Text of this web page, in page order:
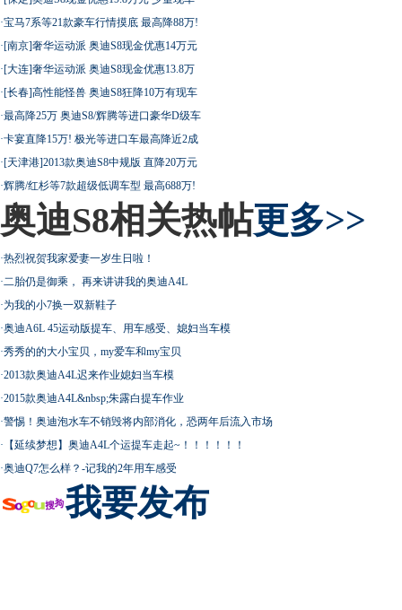
·宝马7系等21款豪车行情摸底 最高降88万!
·[南京]奢华运动派 奥迪S8现金优惠14万元
·[大连]奢华运动派 奥迪S8现金优惠13.8万
·[长春]高性能怪兽 奥迪S8狂降10万有现车
·最高降25万 奥迪S8/辉腾等进口豪华D级车
·卡宴直降15万! 极光等进口车最高降近2成
·[天津港]2013款奥迪S8中规版 直降20万元
·辉腾/红杉等7款超级低调车型 最高688万!
奥迪S8相关热帖更多>>
·热烈祝贺我家爱妻一岁生日啦！
·二胎仍是御乘， 再来讲讲我的奥迪A4L
·为我的小7换一双新鞋子
·奥迪A6L 45运动版提车、用车感受、媳妇当车模
·秀秀的的大小宝贝，my爱车和my宝贝
·2013款奥迪A4L迟来作业媳妇当车模
·2015款奥迪A4L&nbsp;朱露白提车作业
·警惕！奥迪泡水车不销毁将内部消化，恐两年后流入市场
· 【延续梦想】奥迪A4L个运提车走起~！！！！！！
·奥迪Q7怎么样？-记我的2年用车感受
我要发布